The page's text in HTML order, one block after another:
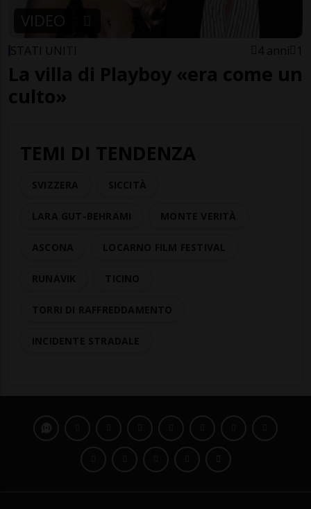
VIDEO
STATI UNITI 4 anni 1
La villa di Playboy «era come un
culto»
TEMI DI TENDENZA